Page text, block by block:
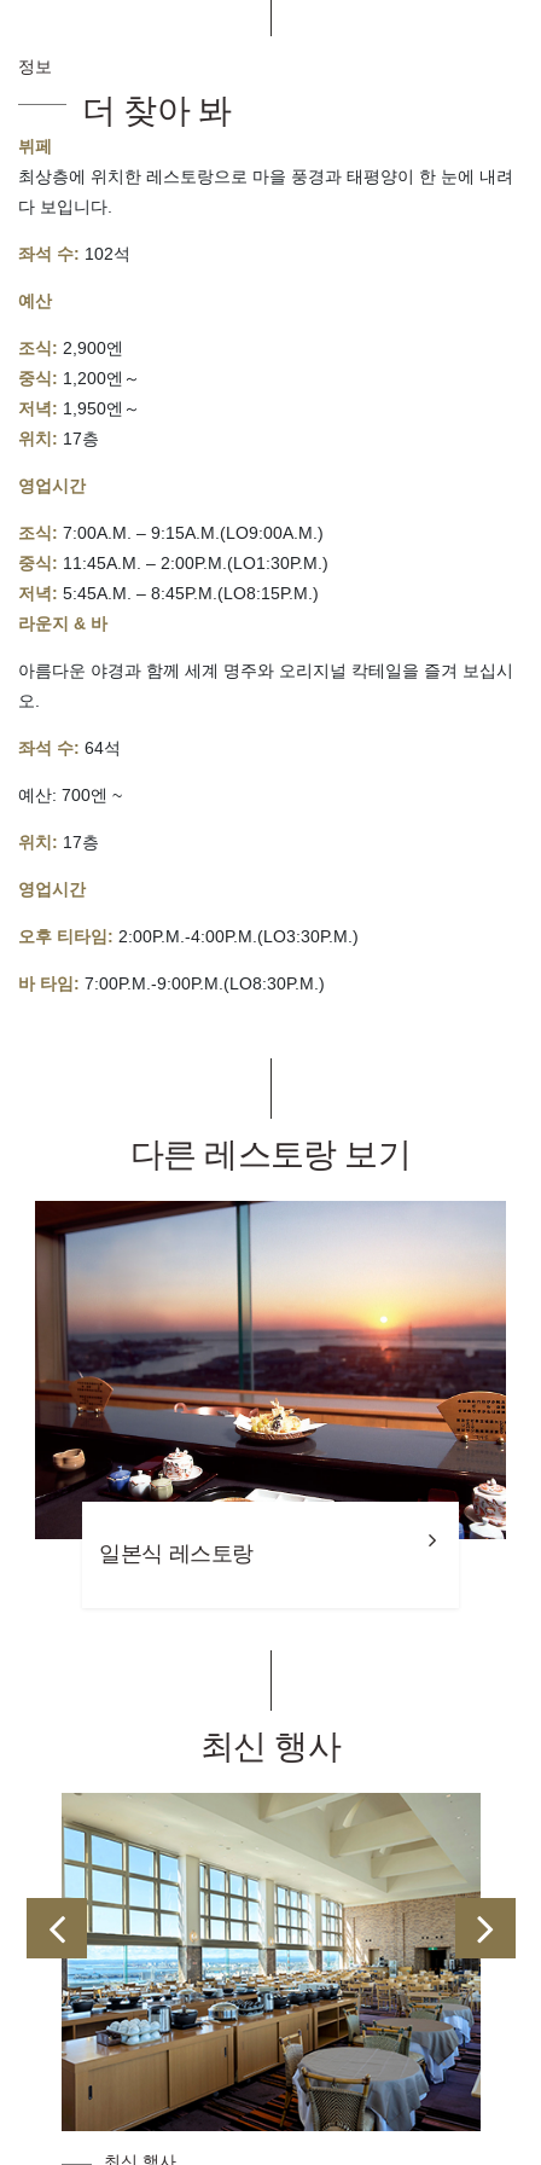
정보
더 찾아 봐
뷔페
최상층에 위치한 레스토랑으로 마을 풍경과 태평양이 한 눈에 내려
다 보입니다.
좌석 수: 102석
예산
조식: 2,900엔
중식: 1,200엔～
저녁: 1,950엔～
위치: 17층
영업시간
조식: 7:00A.M. – 9:15A.M.(LO9:00A.M.)
중식: 11:45A.M. – 2:00P.M.(LO1:30P.M.)
저녁: 5:45A.M. – 8:45P.M.(LO8:15P.M.)
라운지 & 바
아름다운 야경과 함께 세계 명주와 오리지널 칵테일을 즐겨 보십시
오.
좌석 수: 64석
예산: 700엔 ~
위치: 17층
영업시간
오후 티타임: 2:00P.M.-4:00P.M.(LO3:30P.M.)
바 타임: 7:00P.M.-9:00P.M.(LO8:30P.M.)
다른 레스토랑 보기
일본식 레스토랑
최신 행사
최신 행사